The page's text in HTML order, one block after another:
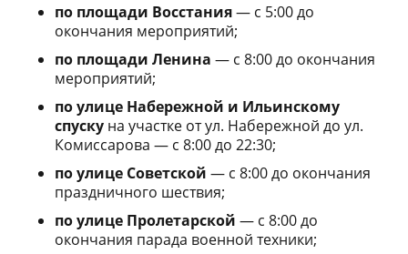
по площади Восстания— с 5:00 до
окончания мероприятий;
по площади Ленина — с 8:00 до окончания
мероприятий;
по улице Набережной и Ильинскому
спуску на участке от ул. Набережной до ул.
Комиссарова — с 8:00 до 22:30;
по улице Советской — с 8:00 до окончания
праздничного шествия;
по улице Пролетарской — с 8:00 до
окончания парада военной техники;